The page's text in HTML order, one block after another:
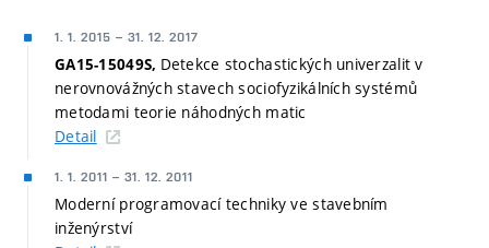
1. 1. 2015 – 31. 12. 2017
GA15-15049S, Detekce stochastických univerzalit v
nerovnovážných stavech sociofyzikálních systémů
metodami teorie náhodných matic
Detail
1. 1. 2011 – 31. 12. 2011
Moderní programovací techniky ve stavebním
inženýrství